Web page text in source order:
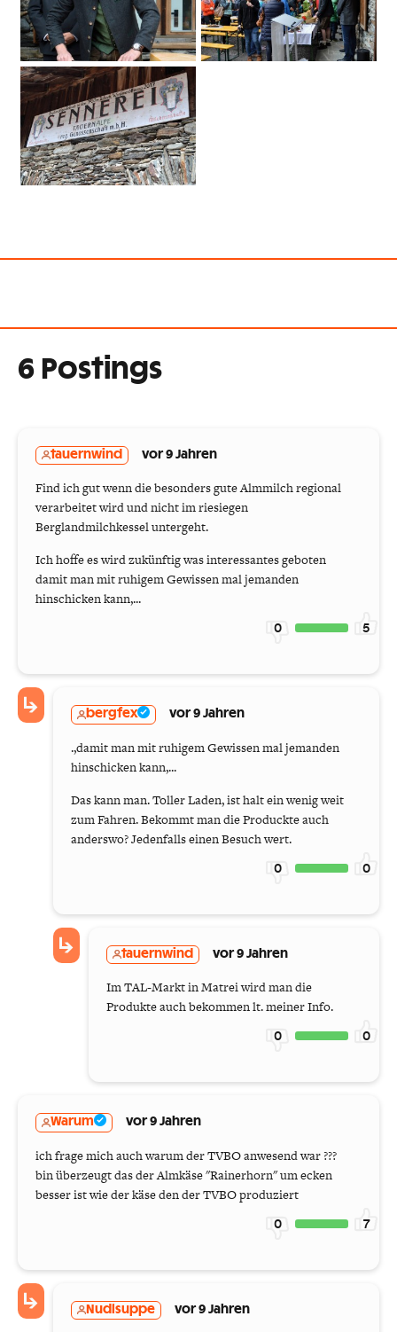
6 Postings
tauernwind vor 9 Jahren
Find ich gut wenn die besonders gute Almmilch regional
verarbeitet wird und nicht im riesiegen
Berglandmilchkessel untergeht.
Ich hoffe es wird zukünftig was interessantes geboten
damit man mit ruhigem Gewissen mal jemanden
hinschicken kann,...
0 5
bergfex vor 9 Jahren
.,damit man mit ruhigem Gewissen mal jemanden
hinschicken kann,...
Das kann man. Toller Laden, ist halt ein wenig weit
zum Fahren. Bekommt man die Produckte auch
anderswo? Jedenfalls einen Besuch wert.
0 0
tauernwind vor 9 Jahren
Im TAL-Markt in Matrei wird man die
Produkte auch bekommen lt. meiner Info.
0 0
Warum vor 9 Jahren
ich frage mich auch warum der TVBO anwesend war ???
bin überzeugt das der Almkäse "Rainerhorn" um ecken
besser ist wie der käse den der TVBO produziert
0 7
Nudlsuppe vor 9 Jahren